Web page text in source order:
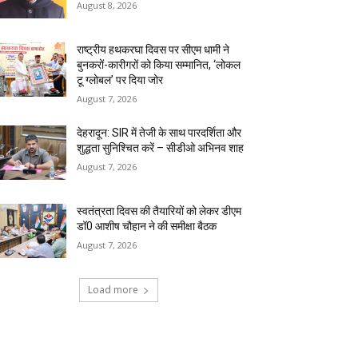
August 8, 2026
राष्ट्रीय हथकरघा दिवस पर सीएम धामी ने
बुनकरों-कारीगरों को किया सम्मानित, ‘लोकल
टू ग्लोबल’ पर दिया जोर
August 7, 2026
देहरादून: SIR में तेजी के साथ पारदर्शिता और
शुद्धता सुनिश्चित करें – सीडीओ अभिनव शाह
August 7, 2026
स्वतंत्रता दिवस की तैयारियों को लेकर डीएम
डॉ0 आशीष चौहान ने की समीक्षा बैठक
August 7, 2026
Load more